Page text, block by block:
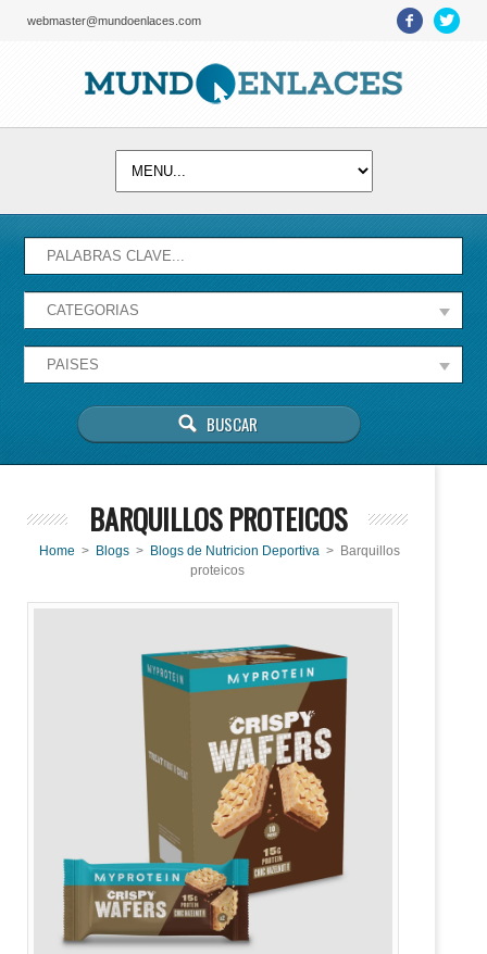
webmaster@mundoenlaces.com
BARQUILLOS PROTEICOS
Home > Blogs> Blogs de Nutricion Deportiva > Barquillos
proteicos